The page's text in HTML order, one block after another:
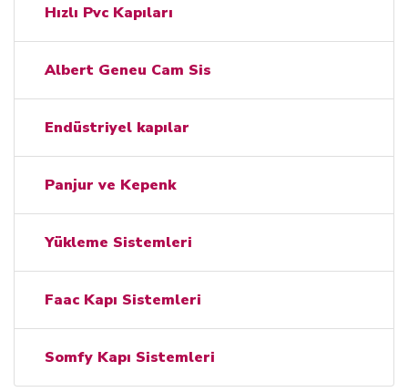
Hızlı Pvc Kapıları
Albert Geneu Cam Sis
Endüstriyel kapılar
Panjur ve Kepenk
Yükleme Sistemleri
Faac Kapı Sistemleri
Somfy Kapı Sistemleri